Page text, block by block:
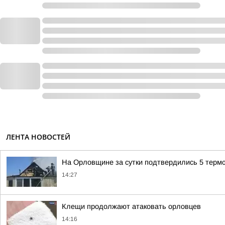
ЛЕНТА НОВОСТЕЙ
На Орловщине за сутки подтвердились 5
14:27
Клещи продолжают атаковать орловцев
14:16